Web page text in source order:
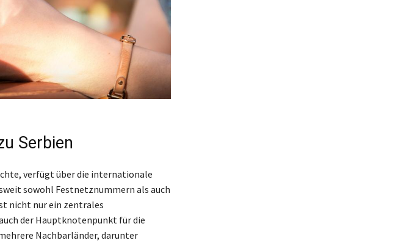
Serbien
verfügt über die internationale
sowohl Festnetznummern als auch
nicht nur ein zentrales
der Hauptknotenpunkt für die
Nachbarländer, darunter